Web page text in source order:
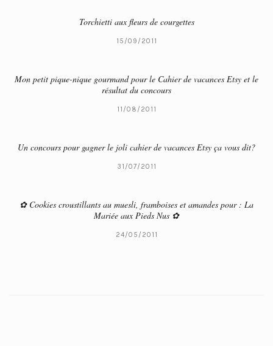
Torchietti aux fleurs de courgettes
15/09/2011
Mon petit pique-nique gourmand pour le Cahier de vacances Etsy et le
résultat du concours
11/08/2011
Un concours pour gagner le joli cahier de vacances Etsy ça vous dit?
31/07/2011
✿ Cookies croustillants au muesli, framboises et amandes pour : La
Mariée aux Pieds Nus ✿
24/05/2011